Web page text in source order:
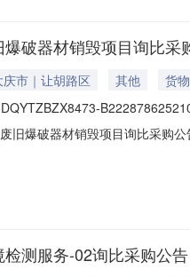
破器材销毁项目询比采
市｜让胡路区 其他
货物
旧爆破器材销毁项目询比采购
测服务-02询比采购公告